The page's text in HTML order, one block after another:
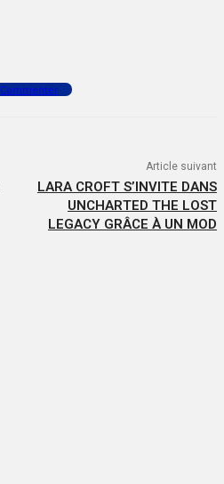
Commenter
Article suivant
LARA CROFT S’INVITE DANS
UNCHARTED THE LOST
LEGACY GRÂCE À UN MOD